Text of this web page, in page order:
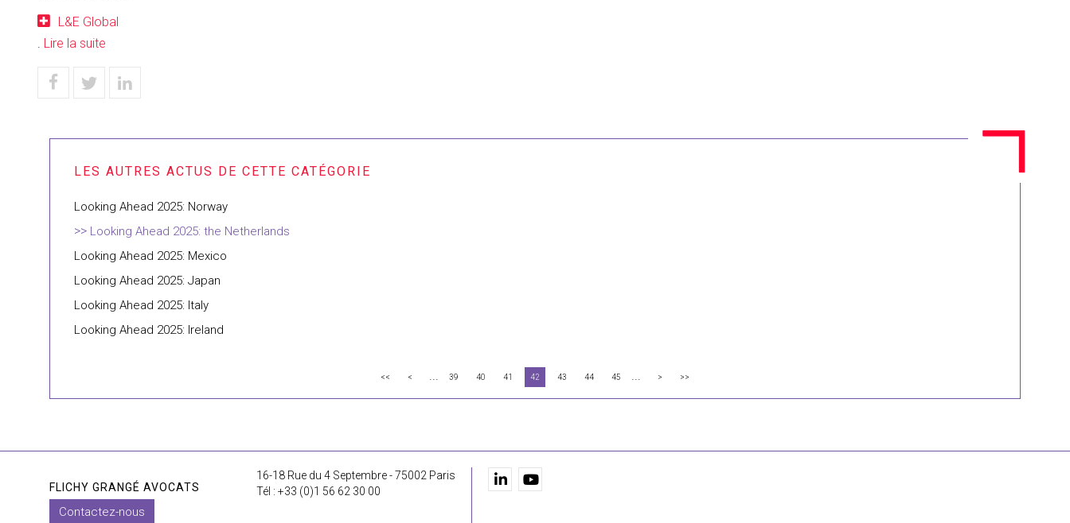
L&E Global
. Lire la suite
Looking Ahead 2025: Norway
Looking Ahead 2025: the Netherlands
Looking Ahead 2025: Mexico
Looking Ahead 2025: Japan
Looking Ahead 2025: Italy
Looking Ahead 2025: Ireland
<< < ... 39 40 41 42 43 44 45 ... > >>
FLICHY GRANGÉ AVOCATS
16-18 Rue du 4 Septembre - 75002 Paris
Tél : +33 (0)1 56 62 30 00
Contactez-nous